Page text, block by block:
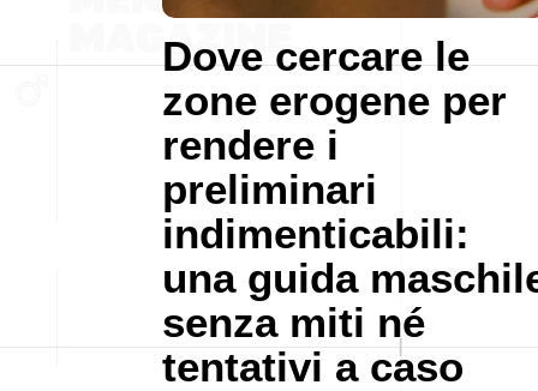
Dove cercare le
zone erogene per
rendere i
preliminari
indimenticabili:
una guida
senza miti né
tentativi a caso